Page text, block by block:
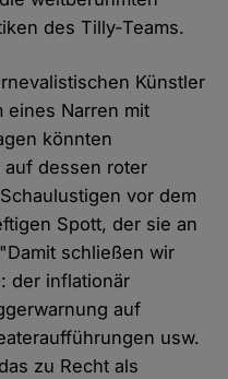
des Tilly-Teams.
Künstler
eines Narren mit
könnten
dessen roter
vor dem
Spott, der sie an
schließen wir
der inflationär
auf
usw.
zu Recht als